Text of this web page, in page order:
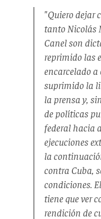
"Quiero dejar
tanto Nicolás
Canel son
reprimido las
encarcelado
suprimido la
la prensa y,
de políticas
federal hacia
ejecuciones
la
contra Cuba,
condiciones.
tiene que ver
rendición de